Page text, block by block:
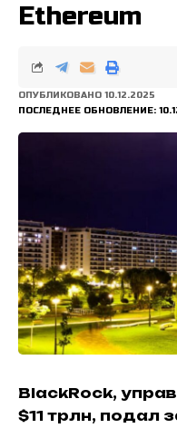
Ethereum
ПОСЛЕДНЕЕ ОБНОВЛЕНИЕ:
ОПУБЛИКОВАНО 10.12.2025
BlackRock,
$11 трлн, подал